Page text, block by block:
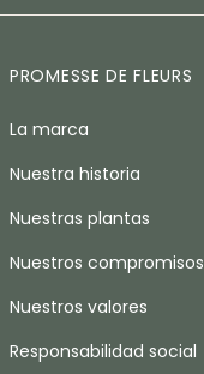
PROMESSE DE FLEURS
La marca
Nuestra historia
Nuestras plantas
Nuestros compromisos
Nuestros valores
Responsabilidad social